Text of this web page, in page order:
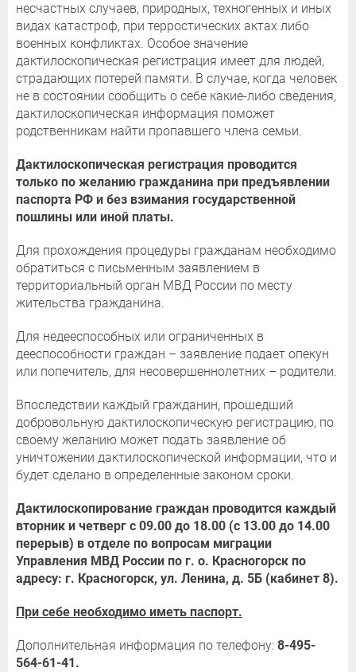
несчастных случаев, природных, техногенных и иных
видах катастроф, при терростических актах либо
военных конфликтах. Особое значение
дактилоскопическая регистрация имеет для людей,
страдающих потерей памяти. В случае, когда человек
не в состоянии сообщить о себе какие-либо сведения,
дактилоскопическая информация поможет
родственникам найти пропавшего члена семьи.
Дактилоскопическая регистрация проводится
только по желанию гражданина при предъявлении
паспорта РФ и без взимания государственной
пошлины или иной платы.
Для прохождения процедуры гражданам необходимо
обратиться с письменным заявлением в
территориальный орган МВД России по месту
жительства гражданина.
Для недееспособных или ограниченных в
дееспособности граждан – заявление подает опекун
или попечитель, для несовершеннолетних – родители.
Впоследствии каждый гражданин, прошедший
добровольную дактилоскопическую регистрацию, по
своему желанию может подать заявление об
уничтожении дактилоскопической информации, что и
будет сделано в определенные законом сроки.
Дактилоскопирование граждан проводится каждый
вторник и четверг с 09.00 до 18.00 (с 13.00 до 14.00
перерыв) в отделе по вопросам миграции
Управления МВД России по г. о. Красногорск по
адресу: г. Красногорск, ул. Ленина, д. 5Б (кабинет 8).
При себе необходимо иметь паспорт.
Дополнительная информация по телефону: 8-495-
564-61-41.